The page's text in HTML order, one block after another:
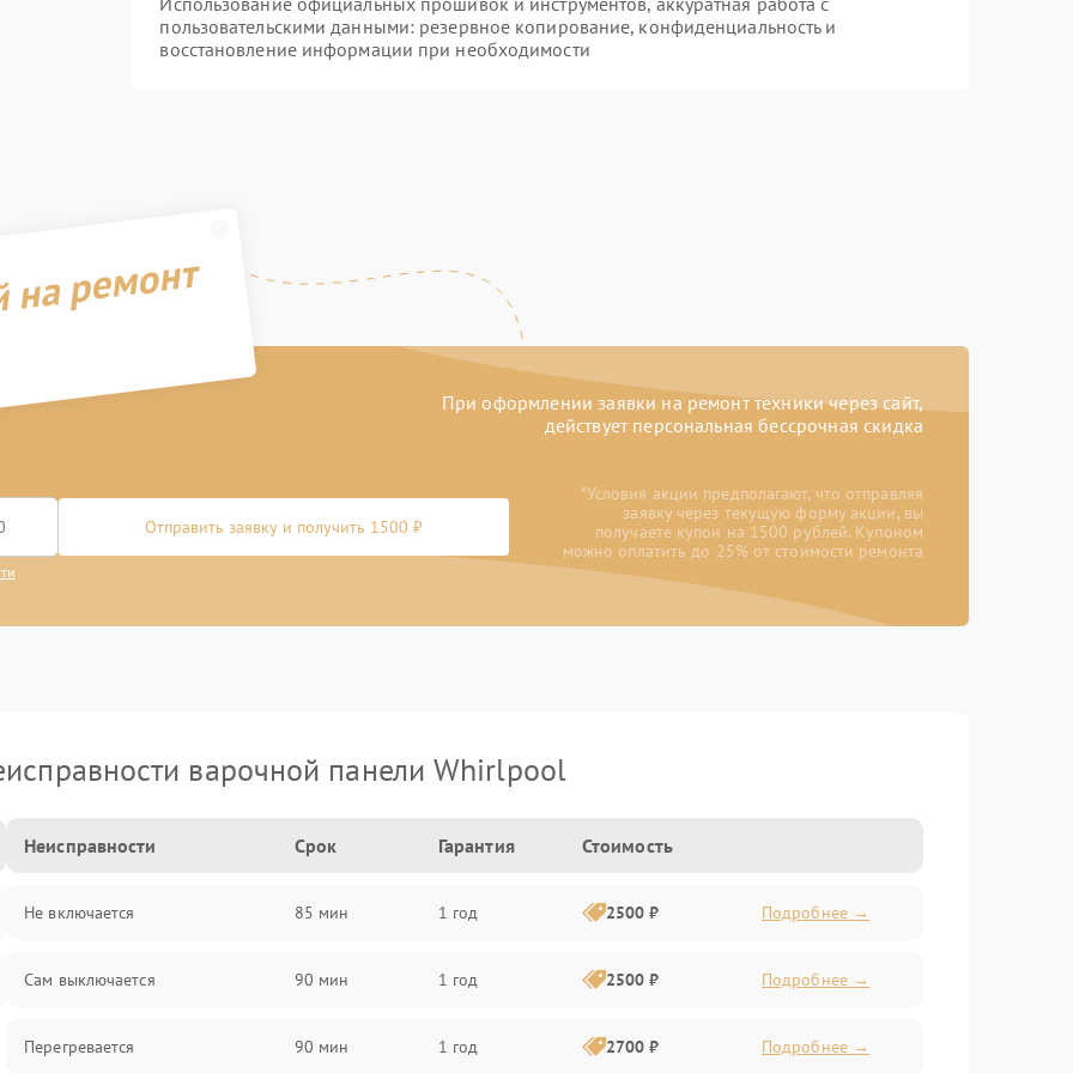
пользовательскими данными: резервное копирование, конфиденциальность и
восстановление информации при необходимости
ремонт
При оформлении заявки на ремонт техники через сайт,
действует персональная бессрочная скидка
Отправить заявку и получить 1500 ₽
*Условия акции предполагают, что отправляя
заявку через текущую форму акции, вы
получаете купон на 1500 рублей. Купоном
можно оплатить до 25% от стоимости ремонта
варочной панели Whirlpool
Неисправности Срок Гарантия Стоимость
Не включается 85 мин 1 год 2500 ₽ Подробнее →
Сам выключается 90 мин 1 год 2500 ₽ Подробнее →
Перегревается 90 мин 1 год 2700 ₽ Подробнее →